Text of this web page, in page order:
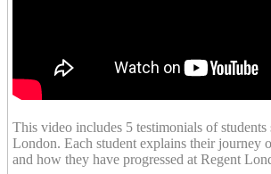
This video includes 5 testimonials of
London. Each student explains their journey
and how they have progressed at Regent